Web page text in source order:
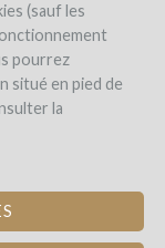
(sauf les
pourrez
situé en pied de
la
DE
EL